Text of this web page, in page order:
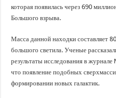
которая появилась через 690
Большого взрыва.
Масса данной находки составляет
большого светила. Ученые
результаты исследования в
что появление подобных
формировании новых галактик.